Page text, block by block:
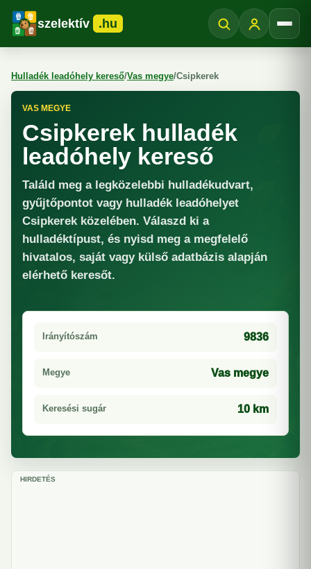
szelektív .hu
Hulladék leadóhely kereső/Vas megye/Csipkerek
VAS MEGYE
Csipkerek hulladék
leadóhely kereső
Találd meg a legközelebbi hulladékudvart,
gyűjtőpontot vagy hulladék leadóhelyet
Csipkerek közelében. Válaszd ki a
hulladéktípust, és nyisd meg a megfelelő
hivatalos, saját vagy külső adatbázis alapján
elérhető keresőt.
Irányítószám 9836
Megye Vas megye
Keresési sugár 10 km
HIRDETÉS